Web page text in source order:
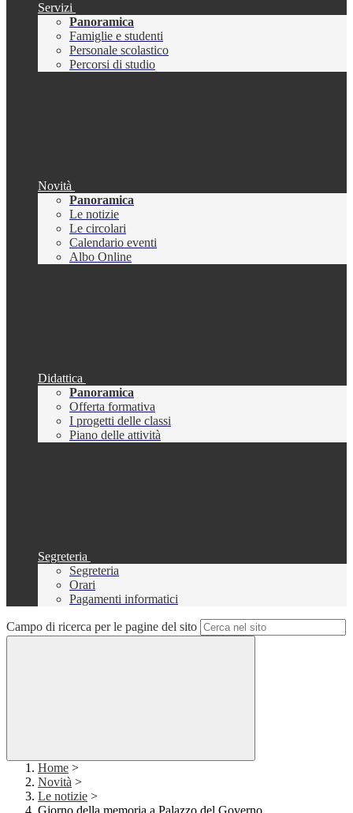
Servizi
Panoramica
Famiglie e studenti
Personale scolastico
Percorsi di studio
Novità
Panoramica
Le notizie
Le circolari
Calendario eventi
Albo Online
Didattica
Panoramica
Offerta formativa
I progetti delle classi
Piano delle attività
Segreteria
Segreteria
Orari
Pagamenti informatici
Campo di ricerca per le pagine del sito
Home >
Novità >
Le notizie >